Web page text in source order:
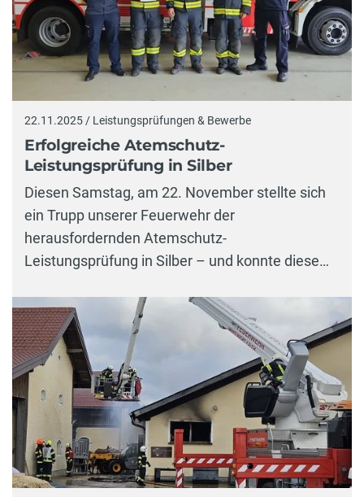
22.11.2025 / Leistungsprüfungen & Bewerbe
Erfolgreiche Atemschutz-
Leistungsprüfung in Silber
Diesen Samstag, am 22. November stellte sich
ein Trupp unserer Feuerwehr der
herausfordernden Atemschutz-
Leistungsprüfung in Silber – und konnte diese…